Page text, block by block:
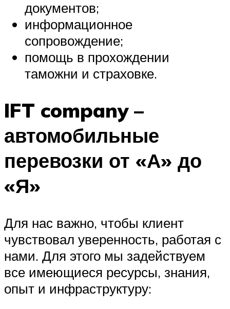
документов;
информационное
сопровождение;
помощь в прохождении
таможни и страховке.
IFT company –
автомобильные
перевозки от «А» до
«Я»
Для нас важно, чтобы клиент
чувствовал уверенность, работая с
нами. Для этого мы задействуем
все имеющиеся ресурсы, знания,
опыт и инфраструктуру: